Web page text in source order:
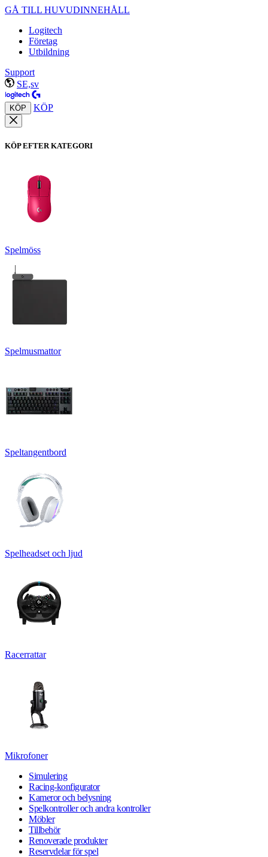
GÅ TILL HUVUDINNEHÅLL
Logitech
Företag
Utbildning
Support
SE,sv
KÖP KÖP
KÖP EFTER KATEGORI
Spelmöss
Spelmusmattor
Speltangentbord
Spelheadset och ljud
Racerrattar
Mikrofoner
Simulering
Racing-konfigurator
Kameror och belysning
Spelkontroller och andra kontroller
Möbler
Tillbehör
Renoverade produkter
Reservdelar för spel